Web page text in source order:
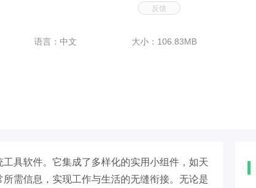
语言：中文
大小：106.83MB
具软件。它集成了多样化的实用小组件，如天
需信息，实现工作与生活的无缝衔接。无论是
反馈